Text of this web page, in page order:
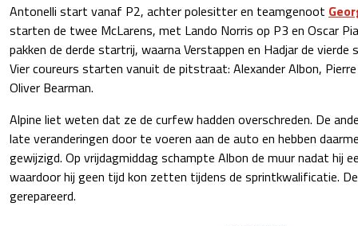
Antonelli start vanaf P2, achter polesitter en teamgenoot
starten de twee McLarens, met Lando Norris op P3 en Oscar
pakken de derde startrij, waarna Verstappen en Hadjar de
Vier coureurs starten vanuit de pitstraat: Alexander Albon,
Oliver Bearman.
Alpine liet weten dat ze de curfew hadden overschreden. De
late veranderingen door te voeren aan de auto en hebben
gewijzigd. Op vrijdagmiddag schampte Albon de muur nadat hij
waardoor hij geen tijd kon zetten tijdens de sprintkwalificatie.
gerepareerd.